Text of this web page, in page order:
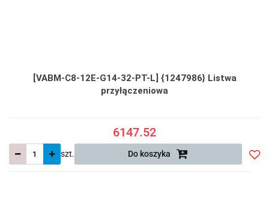
[VABM-C8-12E-G14-32-PT-L] {1247986} Listwa
przyłączeniowa
6147.52
szt. Do koszyka